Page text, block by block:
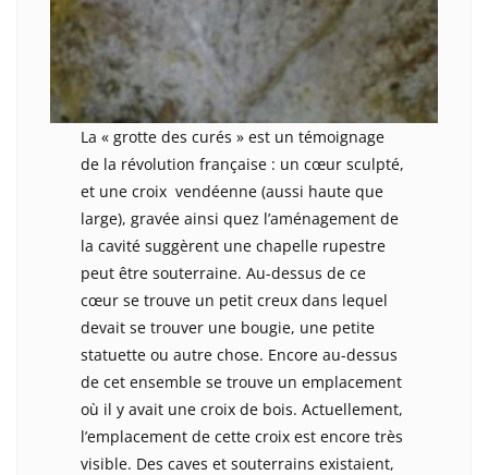
La « grotte des curés » est un témoignage
de la révolution française : un cœur sculpté,
et une croix vendéenne (aussi haute que
large), gravée ainsi quez l’aménagement de
la cavité suggèrent une chapelle rupestre
peut être souterraine. Au-dessus de ce
cœur se trouve un petit creux dans lequel
devait se trouver une bougie, une petite
statuette ou autre chose. Encore au-dessus
de cet ensemble se trouve un emplacement
où il y avait une croix de bois. Actuellement,
l’emplacement de cette croix est encore très
visible. Des caves et souterrains existaient,